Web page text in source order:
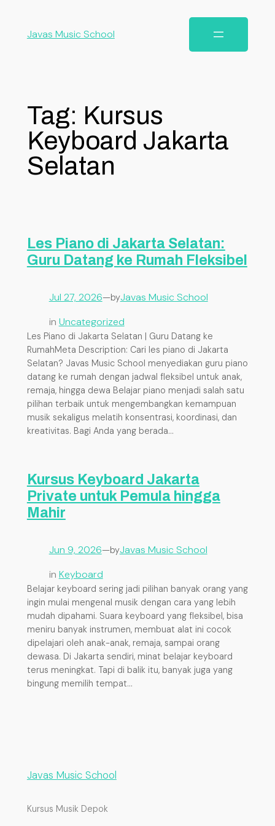
Javas Music School
Tag: Kursus
Keyboard Jakarta
Selatan
Les Piano di Jakarta Selatan:
Guru Datang ke Rumah Fleksibel
Jul 27, 2026—byJavas Music School
in Uncategorized
Les Piano di Jakarta Selatan | Guru Datang ke
RumahMeta Description: Cari les piano di Jakarta
Selatan? Javas Music School menyediakan guru piano
datang ke rumah dengan jadwal fleksibel untuk anak,
remaja, hingga dewa Belajar piano menjadi salah satu
pilihan terbaik untuk mengembangkan kemampuan
musik sekaligus melatih konsentrasi, koordinasi, dan
kreativitas. Bagi Anda yang berada…
Kursus Keyboard Jakarta
Private untuk Pemula hingga
Mahir
Jun 9, 2026—byJavas Music School
in Keyboard
Belajar keyboard sering jadi pilihan banyak orang yang
ingin mulai mengenal musik dengan cara yang lebih
mudah dipahami. Suara keyboard yang fleksibel, bisa
meniru banyak instrumen, membuat alat ini cocok
dipelajari oleh anak-anak, remaja, sampai orang
dewasa. Di Jakarta sendiri, minat belajar keyboard
terus meningkat. Tapi di balik itu, banyak juga yang
bingung memilih tempat…
Javas Music School
Kursus Musik Depok